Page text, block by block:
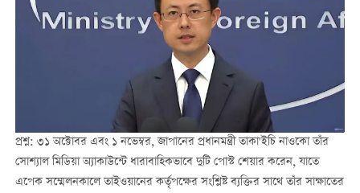
প্রশ্ন: ৩১ অক্টোবর এবং ১ নভেম্বর, জাপানের প্রধানমন্ত্রী তাকা'ইচি নাওকো তাঁর
সোশ্যাল মিডিয়া অ্যাকাউন্টে ধারাবাহিকভাবে দুটি পোস্ট শেয়ার করেন, যাতে
এপেক সম্মেলনকালে তাইওয়ানের কর্তৃপক্ষের সংশ্লিষ্ট ব্যক্তির সাথে তাঁর সাক্ষাতের